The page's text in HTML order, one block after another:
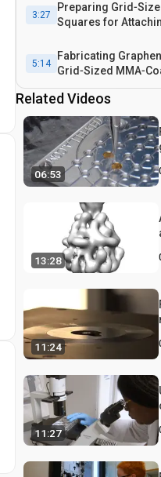
3:27
Preparing
Squares for
5:14
Fabricating
Grid‐Sized
Related Videos
06:53
13:28
11:24
11:27